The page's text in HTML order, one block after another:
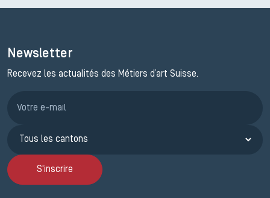
Newsletter
Recevez les actualités des Métiers d’art Suisse.
S'inscrire